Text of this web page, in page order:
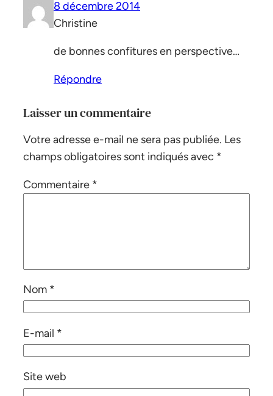
8 décembre 2014
Christine
de bonnes confitures en perspective…
Répondre
Laisser un commentaire
Votre adresse e-mail ne sera pas publiée. Les
champs obligatoires sont indiqués avec *
Commentaire *
Nom *
E-mail *
Site web